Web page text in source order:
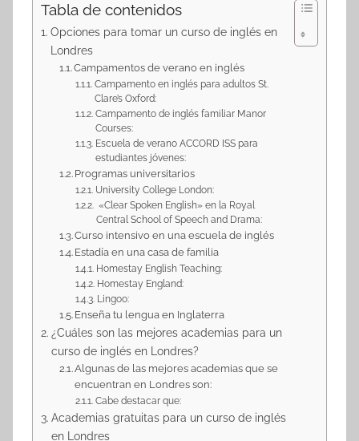
Tabla de contenidos
Opciones para tomar un curso de inglés en
Londres
Campamentos de verano en inglés
Campamento en inglés para adultos St.
Clare’s Oxford:
Campamento de inglés familiar Manor
Courses:
Escuela de verano ACCORD ISS para
estudiantes jóvenes:
Programas universitarios
University College London:
«Clear Spoken English» en la Royal
Central School of Speech and Drama:
Curso intensivo en una escuela de inglés
Estadía en una casa de familia
Homestay English Teaching:
Homestay England:
Lingoo:
Enseña tu lengua en Inglaterra
¿Cuáles son las mejores academias para un
curso de inglés en Londres?
Algunas de las mejores academias que se
encuentran en Londres son:
Cabe destacar que:
Academias gratuitas para un curso de inglés
en Londres